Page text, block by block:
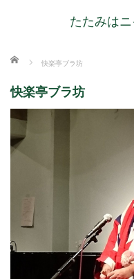
たたみは
ホーム 快楽亭ブラ坊
快楽亭ブラ坊